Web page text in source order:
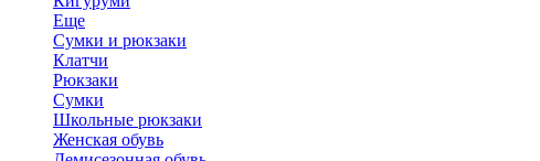
Еще
Сумки и рюкзаки
Клатчи
Рюкзаки
Сумки
Школьные рюкзаки
Женская обувь